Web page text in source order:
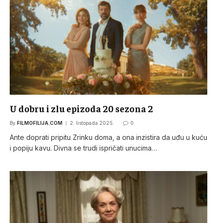
U dobru i zlu epizoda 20 sezona 2
By FILMOFILIJA.COM 2. listopada 2025. 0
Ante doprati pripitu Zrinku doma, a ona inzistira da uđu u kuću
i popiju kavu. Divna se trudi ispričati unucima…